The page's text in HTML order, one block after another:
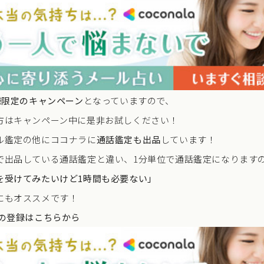
定のキャンペーン となっていますので、
キャンペーン中に是非お試しください！
鑑定の他にココナラに通話鑑定も出品 しています！
出品している通話鑑定と違い、1分単位で通話鑑定になります
けてみたいけど1時間も必要ない」
オススメです！
登録はこちらから